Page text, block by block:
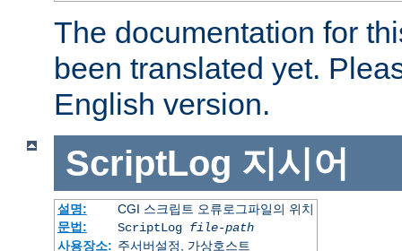
The documentation for
been translated yet.
English version.
ScriptLog 지시어
설명:
CGI 스크립트 오류로그파일의 위치
문법:
ScriptLog file-path
사용장소: 주서버설정, 가상호스트